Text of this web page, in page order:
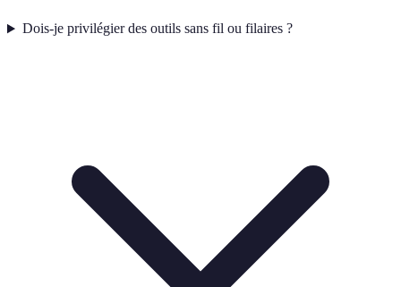
Dois-je privilégier des outils sans fil ou filaires ?